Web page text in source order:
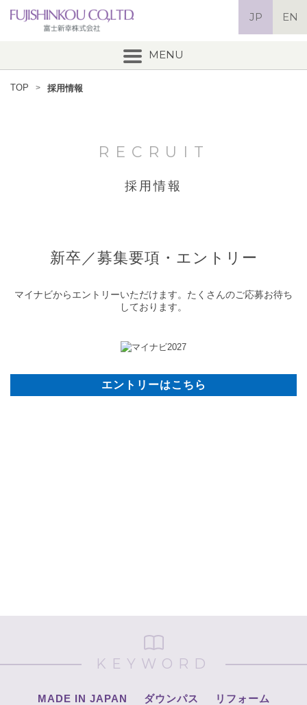
JP EN
MENU
TOP 採用情報
RECRUIT
採用情報
新卒／募集要項・エントリー
マイナビからエントリーいただけます。たくさんのご応募お待ち
しております。
エントリーはこちら
KEYWORD
MADE IN JAPAN ダウンパス
リフォーム